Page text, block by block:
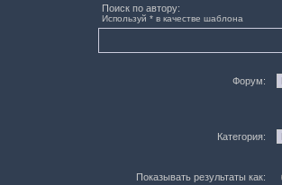
Поиск по автору:
Используй * в качестве шаблона
Форум:
Категория:
Показывать результаты как: